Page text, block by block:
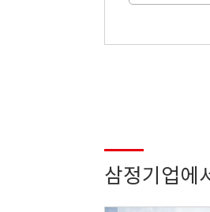
삼정기업에